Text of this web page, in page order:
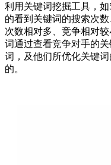
利用关键词挖掘工具，
的看到关键词的搜索次
次数相对多、竞争相对
词通过查看竞争对手的
词，及他们所优化关键
的。